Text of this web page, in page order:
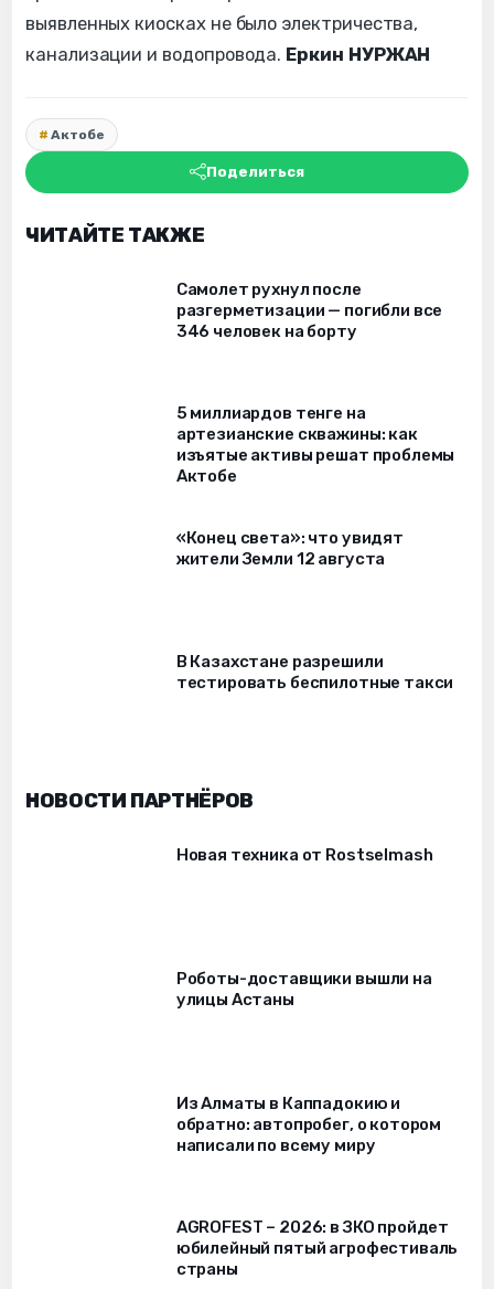
выявленных киосках не было электричества,
канализации и водопровода. Еркин НУРЖАН
Актобе
Поделиться
ЧИТАЙТЕ ТАКЖЕ
Самолет рухнул после
разгерметизации — погибли все
346 человек на борту
5 миллиардов тенге на
артезианские скважины: как
изъятые активы решат проблемы
Актобе
«Конец света»: что увидят
жители Земли 12 августа
В Казахстане разрешили
тестировать беспилотные такси
НОВОСТИ ПАРТНЁРОВ
Новая техника от Rostselmash
Роботы-доставщики вышли на
улицы Астаны
Из Алматы в Каппадокию и
обратно: автопробег, о котором
написали по всему миру
AGROFEST – 2026: в ЗКО пройдет
юбилейный пятый агрофестиваль
страны